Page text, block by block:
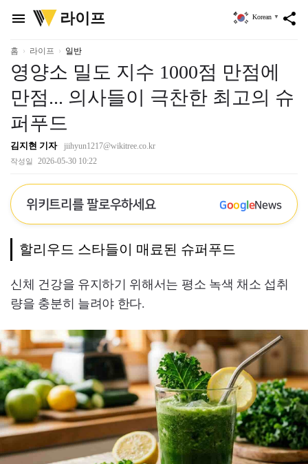
menu
위
키
리
라이프 share
Korean ▼
홈 라이프 일반
영양소 밀도 지수 1000점 만점에
만점... 의사들이 극찬한 최고의 슈
퍼푸드
김지현 기자 jiihyun1217@wikitree.co.kr
작성일 2026-05-30 10:22
위키트리를 팔로우하세요 GoogleNews
할리우드 스타들이 매료된 슈퍼푸드
신체 건강을 유지하기 위해서는 평소 녹색 채소 섭취
량을 충분히 늘려야 한다.